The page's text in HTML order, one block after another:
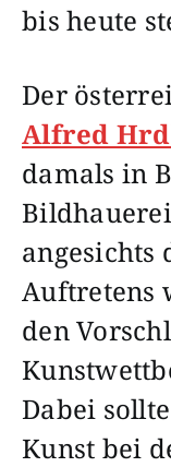
bis heute
Der
Alfred
damals in
angesichts
Auftretens
den
Dabei
Kunst bei